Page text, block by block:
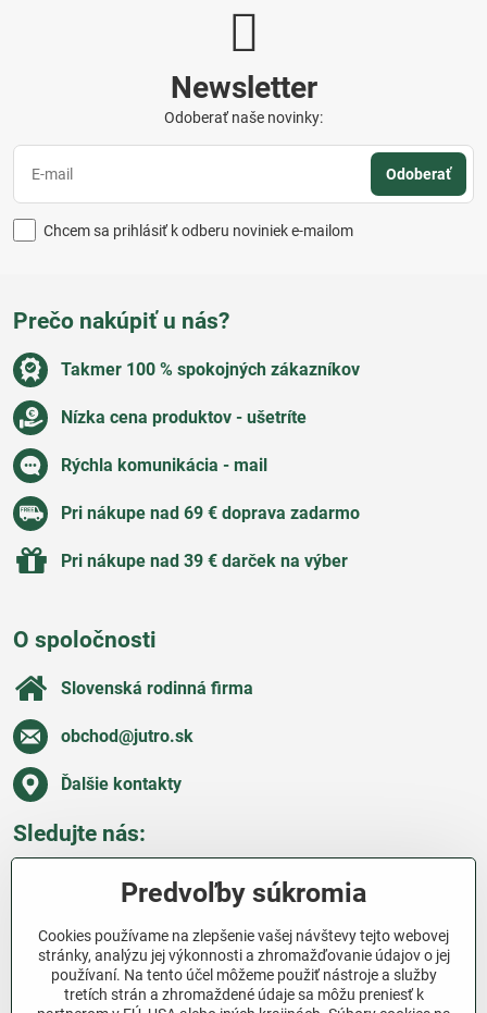
Newsletter
Odoberať naše novinky:
Odoberať
Chcem sa prihlásiť k odberu noviniek e-mailom
Prečo nakúpiť u nás?
Takmer 100 % spokojných zákazníkov
Nízka cena produktov - ušetríte
Rýchla komunikácia - mail
Pri nákupe nad 69 € doprava zadarmo
Pri nákupe nad 39 € darček na výber
O spoločnosti
Slovenská rodinná firma
obchod​@jutro​.sk
Ďalšie kontakty
Sledujte nás:
Všetko o nákupe
Ďakujeme za podporu
Predvoľby súkromia
Cookies používame na zlepšenie vašej návštevy tejto webovej
stránky, analýzu jej výkonnosti a zhromažďovanie údajov o jej
používaní. Na tento účel môžeme použiť nástroje a služby
tretích strán a zhromaždené údaje sa môžu preniesť k